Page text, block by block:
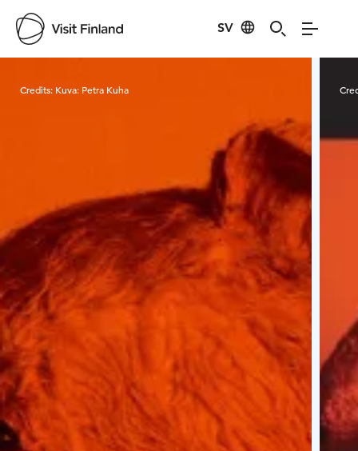
SV
Credits: Kuva: Petra Kuha